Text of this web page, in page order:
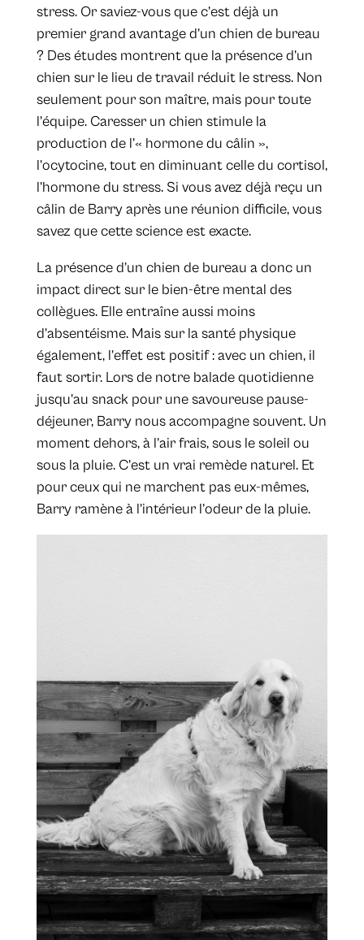
stress. Or saviez-vous que c’est déjà un
premier grand avantage d’un chien de bureau
? Des études montrent que la présence d’un
chien sur le lieu de travail réduit le stress. Non
seulement pour son maître, mais pour toute
l’équipe. Caresser un chien stimule la
production de l’« hormone du câlin »,
l’ocytocine, tout en diminuant celle du cortisol,
l’hormone du stress. Si vous avez déjà reçu un
câlin de Barry après une réunion difficile, vous
savez que cette science est exacte.
La présence d’un chien de bureau a donc un
impact direct sur le bien-être mental des
collègues. Elle entraîne aussi moins
d’absentéisme. Mais sur la santé physique
également, l’effet est positif : avec un chien, il
faut sortir. Lors de notre balade quotidienne
jusqu’au snack pour une savoureuse pause-
déjeuner, Barry nous accompagne souvent. Un
moment dehors, à l’air frais, sous le soleil ou
sous la pluie. C’est un vrai remède naturel. Et
pour ceux qui ne marchent pas eux-mêmes,
Barry ramène à l’intérieur l’odeur de la pluie.